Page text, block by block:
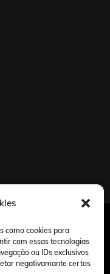
como cookies para
com essas tecnologias
ou IDs exclusivos
negativamante certos